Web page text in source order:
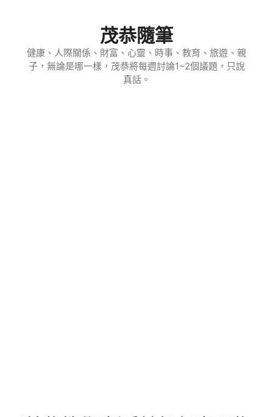
茂恭隨筆
健康、人際關係、財富、心靈、時事、教育、旅遊、親
子，無論是哪一樣，茂恭將每週討論1~2個議題，只說
真話。